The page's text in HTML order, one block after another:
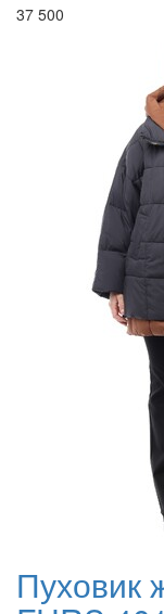
37 500
Пуховик